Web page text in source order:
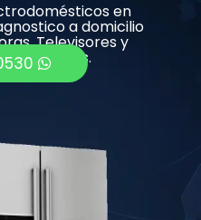
en
a domicilio
Televisores y
entre otros.